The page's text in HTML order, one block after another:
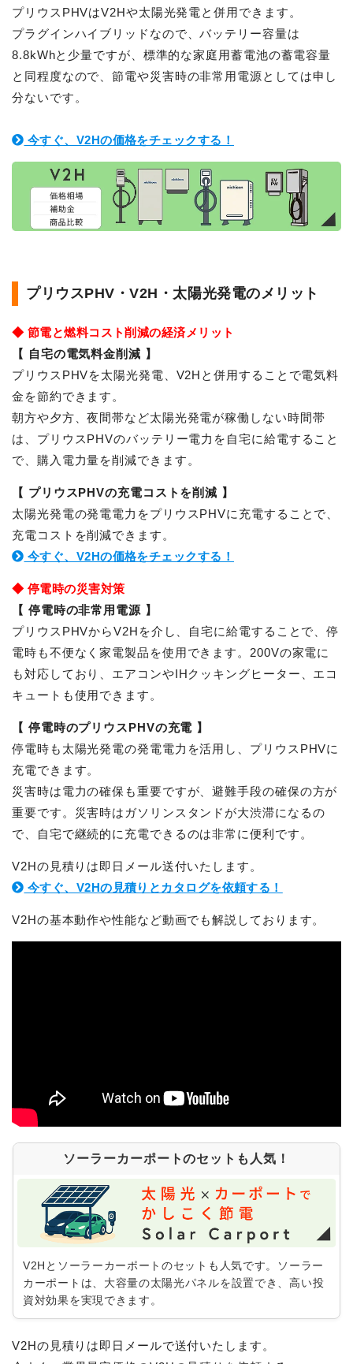
プリウスPHVはV2Hや太陽光発電と併用できます。
プラグインハイブリッドなので、バッテリー容量は
8.8kWhと少量ですが、標準的な家庭用蓄電池の蓄電容量
と同程度なので、節電や災害時の非常用電源としては申し
分ないです。
今すぐ、V2Hの価格をチェックする！
プリウスPHV・V2H・太陽光発電のメリット
◆ 節電と燃料コスト削減の経済メリット
【 自宅の電気料金削減 】
プリウスPHVを太陽光発電、V2Hと併用することで電気料
金を節約できます。
朝方や夕方、夜間帯など太陽光発電が稼働しない時間帯
は、プリウスPHVのバッテリー電力を自宅に給電すること
で、購入電力量を削減できます。
【 プリウスPHVの充電コストを削減 】
太陽光発電の発電電力をプリウスPHVに充電することで、
充電コストを削減できます。
今すぐ、V2Hの価格をチェックする！
◆ 停電時の災害対策
【 停電時の非常用電源 】
プリウスPHVからV2Hを介し、自宅に給電することで、停
電時も不便なく家電製品を使用できます。200Vの家電に
も対応しており、エアコンやIHクッキングヒーター、エコ
キュートも使用できます。
【 停電時のプリウスPHVの充電 】
停電時も太陽光発電の発電電力を活用し、プリウスPHVに
充電できます。
災害時は電力の確保も重要ですが、避難手段の確保の方が
重要です。災害時はガソリンスタンドが大渋滞になるの
で、自宅で継続的に充電できるのは非常に便利です。
V2Hの見積りは即日メール送付いたします。
今すぐ、V2Hの見積りとカタログを依頼する！
V2Hの基本動作や性能など動画でも解説しております。
ソーラーカーポートのセットも人気！
V2Hとソーラーカーポートのセットも人気です。ソーラー
カーポートは、大容量の太陽光パネルを設置でき、高い投
資対効果を実現できます。
V2Hの見積りは即日メールで送付いたします。